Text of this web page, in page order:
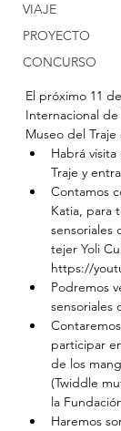
VIAJE
PROYECTO
CONCURSO
El próximo 11
Internacional
Museo del
Habrá
Traje y
Contamos
Katia, para
sensoriales
tejer Yoli
https://
Podremos
sensoriales
participar
de los
(Twiddle
la
Haremos